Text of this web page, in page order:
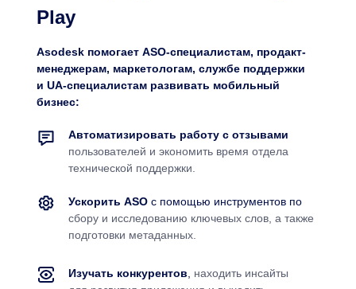
Play
Asodesk помогает ASO-специалистам, продакт-
менеджерам, маркетологам, службе поддержки
и UA-специалистам развивать мобильный
бизнес:
Ускорить ASO с помощью инструментов по
сбору и исследованию ключевых слов, а также
подготовки метаданных.
Изучать конкурентов
находить инсайты
Автоматизировать работу с отзывами
пользователей и экономить время отдела
технической поддержки.